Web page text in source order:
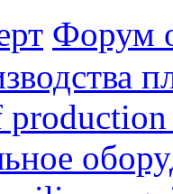
Форум